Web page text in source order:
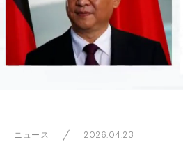
ニュース 2026.04.23